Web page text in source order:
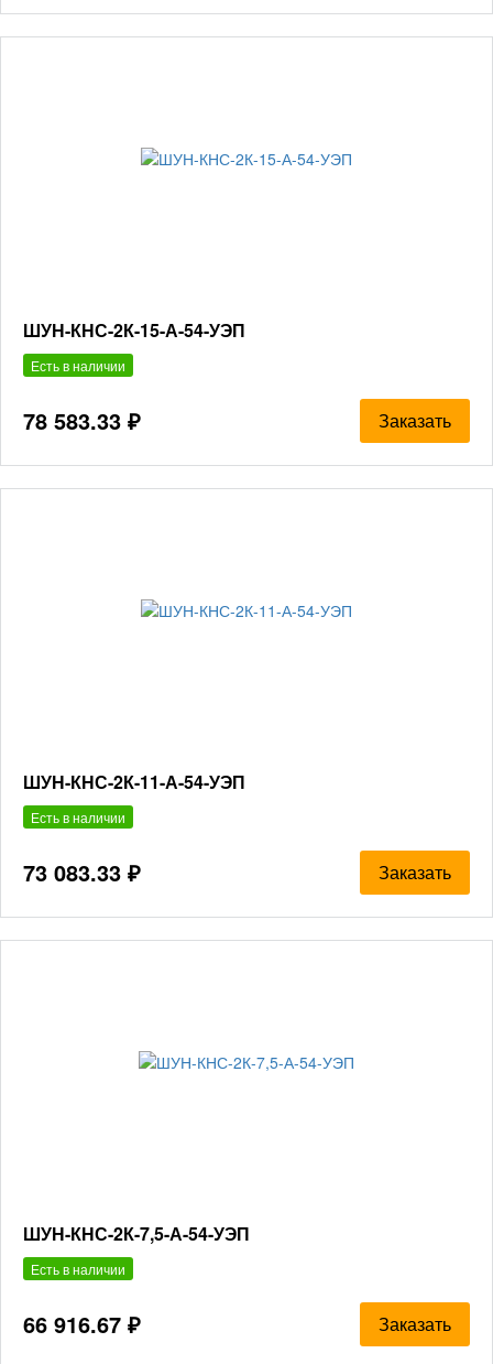
ШУН-КНС-2К-15-А-54-УЭП
Есть в наличии
78 583.33 ₽ Заказать
ШУН-КНС-2К-11-А-54-УЭП
Есть в наличии
73 083.33 ₽ Заказать
ШУН-КНС-2К-7,5-А-54-УЭП
Есть в наличии
66 916.67 ₽ Заказать